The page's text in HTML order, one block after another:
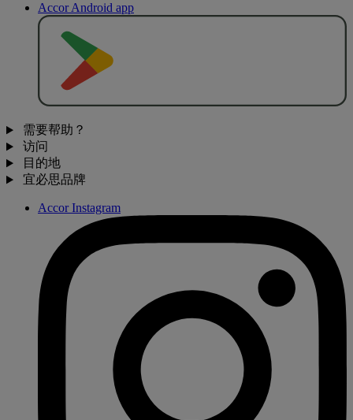
Accor Android app
需要帮助？
访问
目的地
宜必思品牌
Accor Instagram